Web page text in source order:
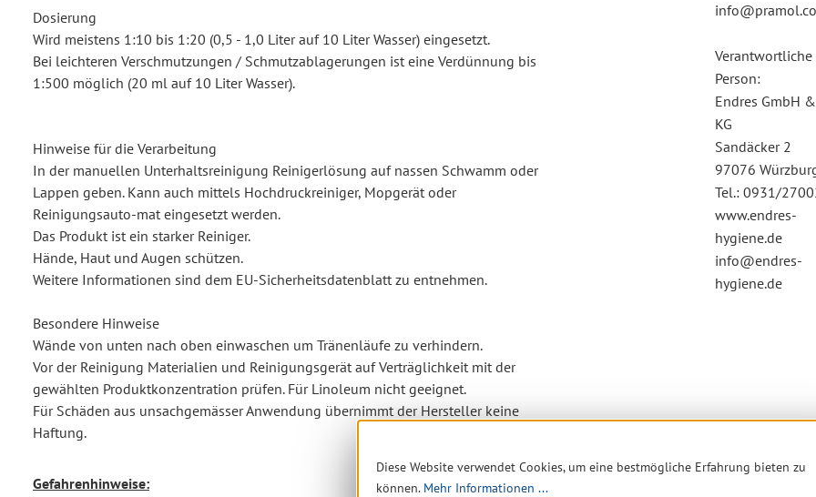
Dosierung
Wird meistens 1:10 bis 1:20 (0,5 - 1,0 Liter auf 10 Liter Wasser) eingesetzt.
Bei leichteren Verschmutzungen / Schmutzablagerungen ist eine Verdünnung bis
1:500 möglich (20 ml auf 10 Liter Wasser).
Hinweise für die Verarbeitung
In der manuellen Unterhaltsreinigung Reinigerlösung auf nassen Schwamm oder
Lappen geben. Kann auch mittels Hochdruckreiniger, Mopgerät oder
Reinigungsauto-mat eingesetzt werden.
Das Produkt ist ein starker Reiniger.
Hände, Haut und Augen schützen.
Weitere Informationen sind dem EU-Sicherheitsdatenblatt zu entnehmen.
Besondere Hinweise
Wände von unten nach oben einwaschen um Tränenläufe zu verhindern.
Vor der Reinigung Materialien und Reinigungsgerät auf Verträglichkeit mit der
gewählten Produktkonzentration prüfen. Für Linoleum nicht geeignet.
Für Schäden aus unsachgemässer Anwendung übernimmt der Hersteller keine
Haftung.
Verantwortliche
Person:
Endres GmbH
KG
Sandäcker 2
97076
Tel.: 0931/
www.endres-
hygiene.de
info@endres-
hygiene.de
Gefahrenhinweise:
Diese Website verwendet Cookies, um eine bestmögliche Erfahrung bieten zu
können. Mehr Informationen ...